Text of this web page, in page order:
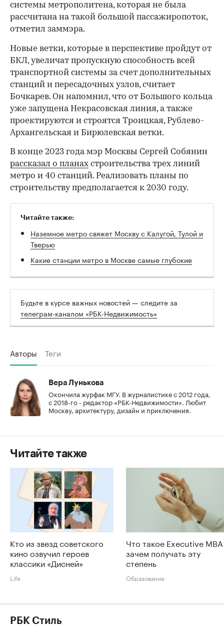
системы метрополитена, которая не была
рассчитана на такой большой пассажиропоток,
отметил заммэра.
Новые ветки, которые в перспективе пройдут от
БКЛ, увеличат пропускную способность всей
транспортной системы за счет дополнительных
станций и пересадочных узлов, считает
Бочкарев. Он напомнил, что от Большого кольца
уже запущена Некрасовская линия, а также
проектируются и строятся Троицкая, Рублево-
Архангельская и Бирюлевская ветки.
В конце 2023 года мэр Москвы Сергей Собянин
рассказал о планах строительства трех линий
метро и 40 станций. Реализовать планы по
строительству предполагается к 2030 году.
Читайте также:
Наземное метро свяжет Москву с Калугой, Тулой и
Тверью
Какие станции метро в Москве самые глубокие
Будьте в курсе важных новостей — следите за
телеграм-каналом «РБК-Недвижимость»
Авторы Теги
Вера Лунькова
Окончила журфак МГУ. В журналистике с 2012 года,
с 2018-го - редактор «РБК-Недвижимости». Любит
Москву, архитектуру, дизайн и приключения.
Читайте также
Кто из звезд советского
кино озвучил героев
классики «Дисней»
Life
Что такое Executive
зачем получать эту
степень
Образование
РБК Стиль